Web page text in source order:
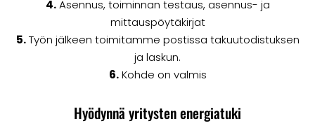
4.Asennus, toiminnan testaus, asennus- ja
mittauspöytäkirjat
5.Työn jälkeen toimitamme postissa takuutodistuksen
ja laskun.
6.Kohde on valmis
Hyödynnä yritysten energiatuki